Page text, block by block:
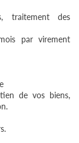
traitement des
par virement
de vos biens,